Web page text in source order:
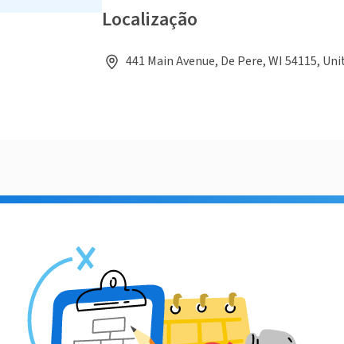
Localização
441 Main Avenue, De Pere, WI 54115,